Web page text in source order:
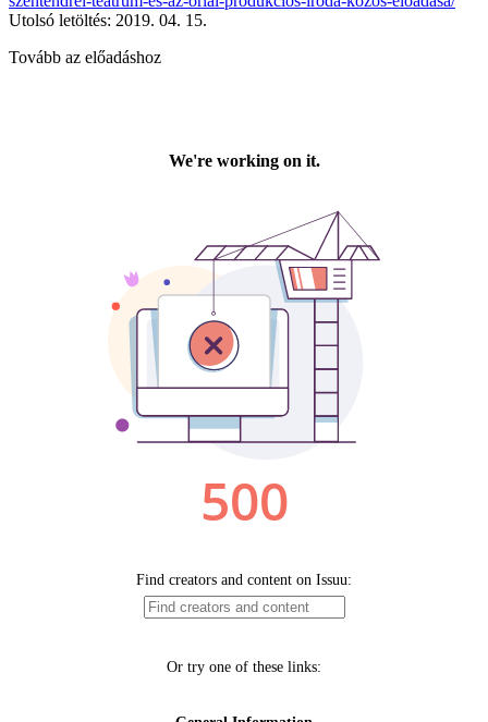
Utolsó letöltés: 2019. 04. 15.
Tovább az előadáshoz